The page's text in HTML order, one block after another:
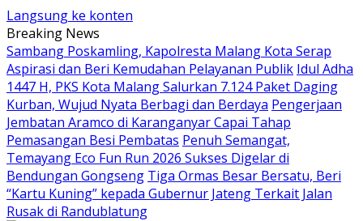
Langsung ke konten
Breaking News
Sambang Poskamling, Kapolresta Malang Kota Serap
Aspirasi dan Beri Kemudahan Pelayanan Publik Idul Adha
1447 H, PKS Kota Malang Salurkan 7.124 Paket Daging
Kurban, Wujud Nyata Berbagi dan Berdaya Pengerjaan
Jembatan Aramco di Karanganyar Capai Tahap
Pemasangan Besi Pembatas Penuh Semangat,
Temayang Eco Fun Run 2026 Sukses Digelar di
Bendungan Gongseng Tiga Ormas Besar Bersatu, Beri
“Kartu Kuning” kepada Gubernur Jateng Terkait Jalan
Rusak di Randublatung